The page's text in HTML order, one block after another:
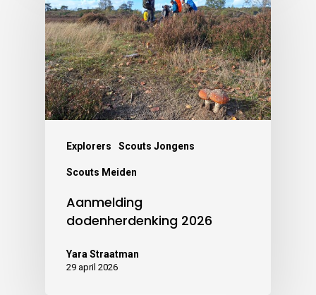
Explorers Scouts Jongens
Scouts Meiden
Aanmelding
dodenherdenking 2026
Yara Straatman
29 april 2026